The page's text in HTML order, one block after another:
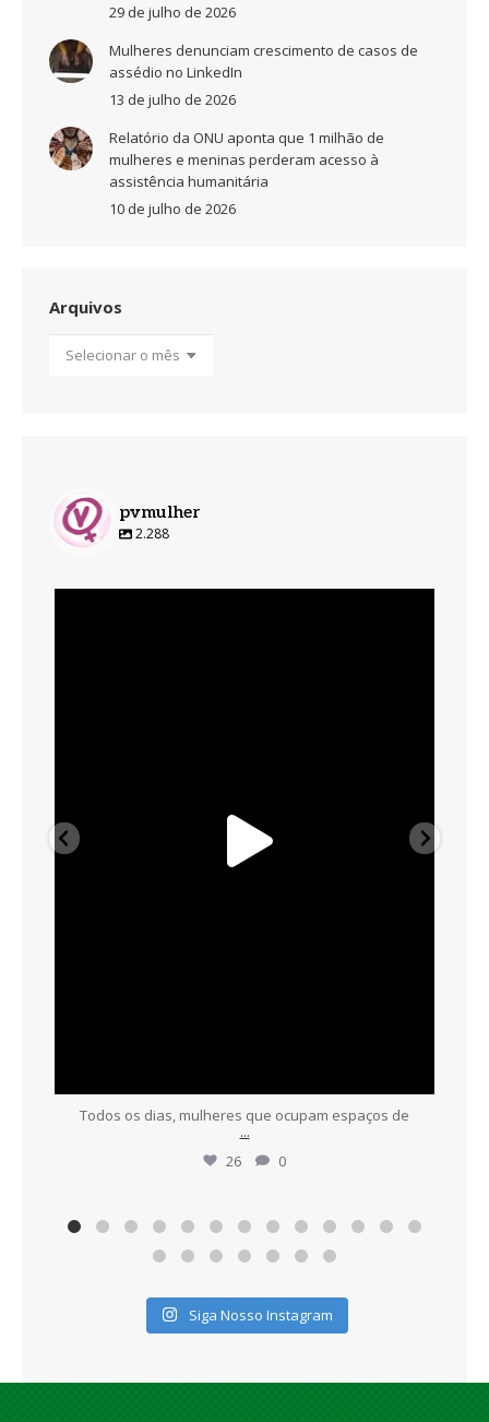
29 de julho de 2026
Mulheres denunciam crescimento de casos de
assédio no LinkedIn
13 de julho de 2026
Relatório da ONU aponta que 1 milhão de
mulheres e meninas perderam acesso à
assistência humanitária
10 de julho de 2026
Arquivos
pvmulher
2.288
Todos os dias, mulheres que ocupam espaços de
...
26
0
Siga Nosso Instagram